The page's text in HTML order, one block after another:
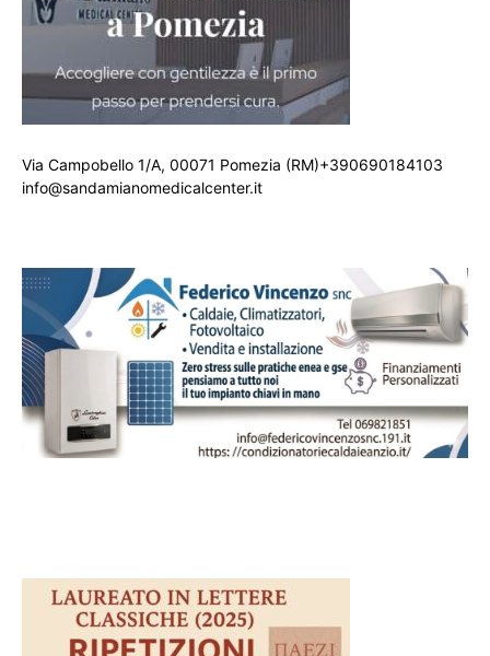
Via Campobello 1/A, 00071 Pomezia (RM)+390690184103
info@sandamianomedicalcenter.it